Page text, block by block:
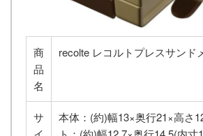
商
品
名
recolte レコルトプレスサンド
サ
本体：(約)幅13×奥行21×高